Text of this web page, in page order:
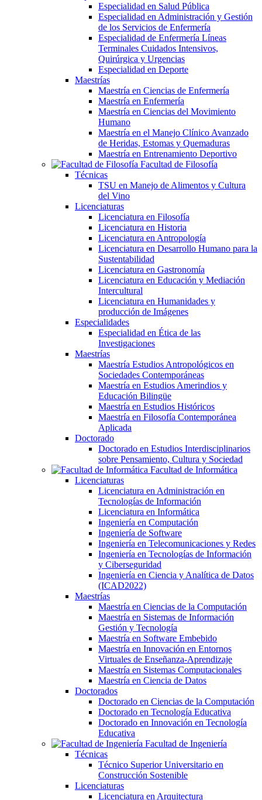
Especialidad en Salud Pública
Especialidad en Administración y Gestión
de los Servicios de Enfermería
Especialidad de Enfermería Líneas
Terminales Cuidados Intensivos,
Quirúrgica y Urgencias
Especialidad en Deporte
Maestrías
Maestría en Ciencias de Enfermería
Maestría en Enfermería
Maestría en Ciencias del Movimiento
Humano
Maestría en el Manejo Clínico Avanzado
de Heridas, Estomas y Quemaduras
Maestría en Entrenamiento Deportivo
Facultad de Filosofía
Técnicas
TSU en Manejo de Alimentos y Cultura
del Vino
Licenciaturas
Licenciatura en Filosofía
Licenciatura en Historia
Licenciatura en Antropología
Licenciatura en Desarrollo Humano para la
Sustentabilidad
Licenciatura en Gastronomía
Licenciatura en Educación y Mediación
Intercultural
Licenciatura en Humanidades y
producción de Imágenes
Especialidades
Especialidad en Ética de las
Investigaciones
Maestrías
Maestría Estudios Antropológicos en
Sociedades Contemporáneas
Maestría en Estudios Amerindios y
Educación Bilingüe
Maestría en Estudios Históricos
Maestría en Filosofía Contemporánea
Aplicada
Doctorado
Doctorado en Estudios Interdisciplinarios
sobre Pensamiento, Cultura y Sociedad
Facultad de Informática
Licenciaturas
Licenciatura en Administración en
Tecnologías de Información
Licenciatura en Informática
Ingeniería en Computación
Ingeniería de Software
Ingeniería en Telecomunicaciones y Redes
Ingeniería en Tecnologías de Información
y Ciberseguridad
Ingeniería en Ciencia y Analítica de Datos
(ICAD2022)
Maestrías
Maestría en Ciencias de la Computación
Maestría en Sistemas de Información
Gestión y Tecnología
Maestría en Software Embebido
Maestría en Innovación en Entornos
Virtuales de Enseñanza-Aprendizaje
Maestría en Sistemas Computacionales
Maestría en Ciencia de Datos
Doctorados
Doctorado en Ciencias de la Computación
Doctorado en Tecnología Educativa
Doctorado en Innovación en Tecnología
Educativa
Facultad de Ingeniería
Técnicas
Técnico Superior Universitario en
Construcción Sostenible
Licenciaturas
Licenciatura en Arquitectura